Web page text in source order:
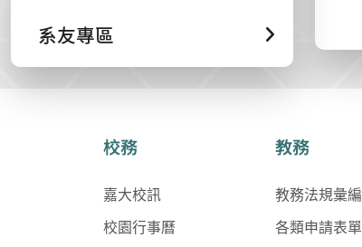
系友專區
校務
嘉大校訊
校園行事曆
教務
教務法規彙編
各類申請表單